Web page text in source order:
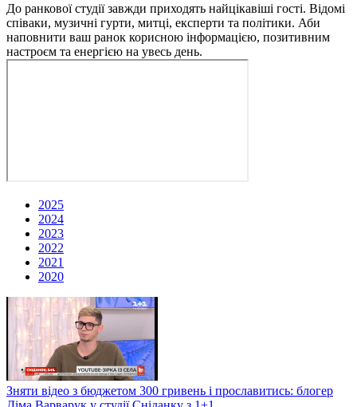
До ранкової студії завжди приходять найцікавіші гості. Відомі
співаки, музичні гурти, митці, експерти та політики. Аби
наповнити ваш ранок корисною інформацією, позитивним
настроєм та енергією на увесь день.
2025
2024
2023
2022
2021
2020
Зняти відео з бюджетом 300 гривень і прославитись: блогер